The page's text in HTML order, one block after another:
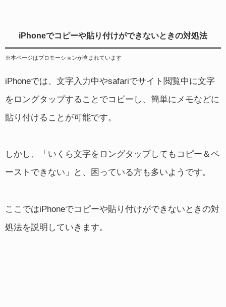
iPhoneでコピーや貼り付けができないときの対処法
※本ページはプロモーションが含まれています
iPhoneでは、文字入力中やsafariでサイト閲覧中に文字
をロングタップすることでコピーし、簡単にメモなどに
貼り付けることが可能です。
しかし、「いくら文字をロングタップしてもコピー＆ペ
ーストできない」と、困っている方も多いようです。
ここではiPhoneでコピーや貼り付けができないときの対
処法を説明していきます。